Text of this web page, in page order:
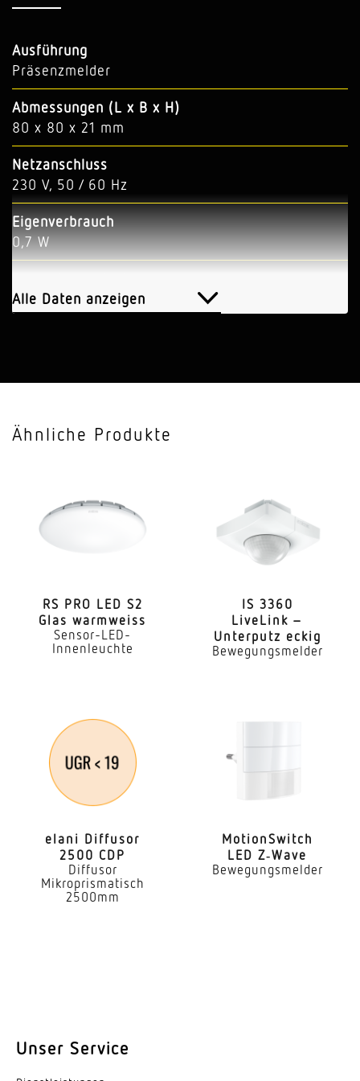
Ausführung
Präsenzmelder
Abmessungen (L x B x H)
80 x 80 x 21 mm
Netzanschluss
230 V, 50 / 60 Hz
Eigenverbrauch
0,7 W
Passiv Infrarot
Waschraum, WC, Funktionsraum
Montageart
Unterputz
96 Schaltzonen
Elektronische Skalierbarkeit
Montagehöhe
1,10 – 1,10 m
optimale Montagehöhe
Erfassungswinkel
180 °
Reichweite Radial
Alle Daten anzeigen
Ähnliche Produkte
RS PRO LED S2
Glas warmweiss
Sensor-LED-
Innenleuchte
IS 3360
LiveLink –
Unterputz eckig
Bewegungsmelder
elani Diffusor
2500 CDP
Diffusor
Mikroprismatisch
2500mm
Moti­onS­witch
LED Z‑Wave
Bewegungsmelder
Unser Service